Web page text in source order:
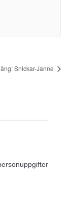
Snickar-Janne